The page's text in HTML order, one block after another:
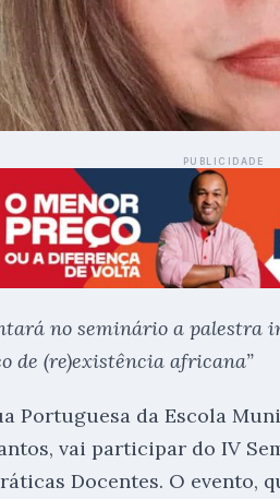
PUBLICIDADE
no seminário a
de (re)existência africana”
Portuguesa da Escola
vai participar do IV
Docentes. O evento,